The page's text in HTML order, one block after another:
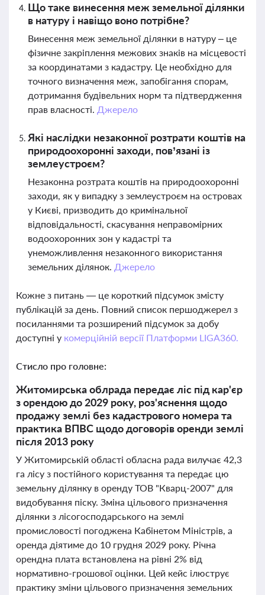
Що таке винесення меж земельної ділянки
в натуру і навіщо воно потрібне?
Винесення меж земельної ділянки в натуру – це
фізичне закріплення межових знаків на місцевості
за координатами з кадастру. Це необхідно для
точного визначення меж, запобігання спорам,
дотримання будівельних норм та підтвердження
прав власності. Джерело
Які наслідки незаконної розтрати коштів на
природоохоронні заходи, пов’язані із
землеустроєм?
Незаконна розтрата коштів на природоохоронні
заходи, як у випадку з землеустроєм на островах
у Києві, призводить до кримінальної
відповідальності, скасування неправомірних
водоохоронних зон у кадастрі та
унеможливлення незаконного використання
земельних ділянок. Джерело
Кожне з питань — це короткий підсумок змісту
публікацій за день. Повний список першоджерел з
посиланнями та розширений підсумок за добу
доступні у комерційній версії Платформи LIGA360.
Стисло про головне:
Житомирська облрада передає ліс під кар'єр
з орендою до 2029 року, роз'яснення щодо
продажу землі без кадастрового номера та
практика ВПВС щодо договорів оренди землі
після 2013 року
У Житомирській області обласна рада вилучає 42,3
га лісу з постійного користування та передає цю
земельну ділянку в оренду ТОВ "Кварц-2007" для
видобування піску. Зміна цільового призначення
ділянки з лісогосподарського на землі
промисловості погоджена Кабінетом Міністрів, а
оренда діятиме до 10 грудня 2029 року. Річна
орендна плата встановлена на рівні 2% від
нормативно-грошової оцінки. Цей кейс ілюструє
практику зміни цільового призначення земельних